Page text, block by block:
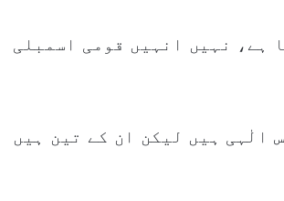
نمبر پورا کرنا ہے، نہیں انہیں قومی اسمبلی
الٰہی ہیں لیکن ان کے تین ہیں